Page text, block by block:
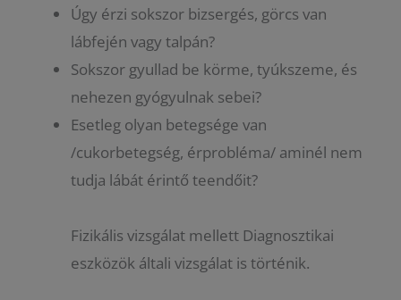
Úgy érzi sokszor bizsergés, görcs van
lábfején vagy talpán?
Sokszor gyullad be körme, tyúkszeme, és
nehezen gyógyulnak sebei?
Esetleg olyan betegsége van
/cukorbetegség, érprobléma/ aminél nem
tudja lábát érintő teendőit?
Fizikális vizsgálat mellett Diagnosztikai
eszközök általi vizsgálat is történik.